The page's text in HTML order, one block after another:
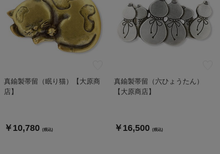
真鍮製帯留（眠り猫）【大原商
店】
￥10,780 (税込)
真鍮製帯留（六ひょうたん）
【大原商店】
￥16,500 (税込)